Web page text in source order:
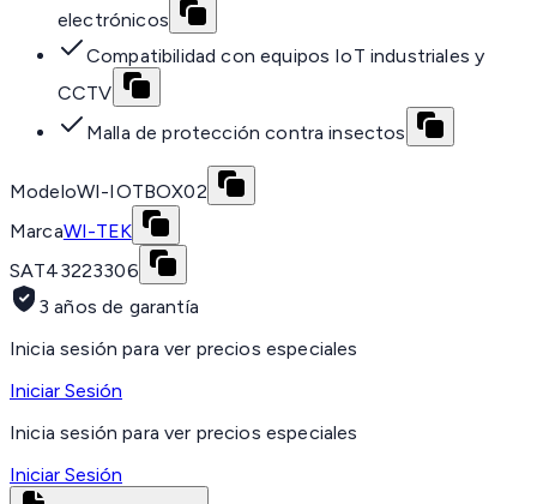
electrónicos
Compatibilidad con equipos IoT industriales y
CCTV
Malla de protección contra insectos
ModeloWI-IOTBOX02
MarcaWI-TEK
SAT43223306
3 años de garantía
Inicia sesión para ver precios especiales
Iniciar Sesión
Inicia sesión para ver precios especiales
Iniciar Sesión